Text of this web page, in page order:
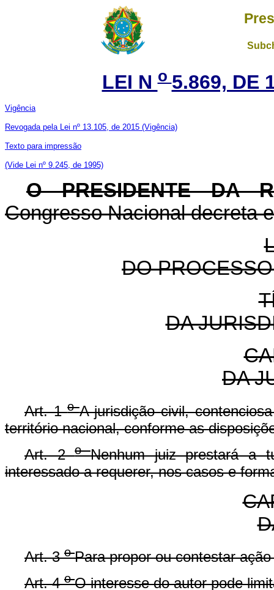
LEI No 5.869, DE
Vigência
Revogada pela Lei nº 13.105, de 2015 (Vigência)
Texto para impressão
(Vide Lei nº 9.245, de 1995)
O PRESIDENTE DA
Congresso Nacional decreta
DO
DA
DA
Art. 1oA jurisdição civil,
território nacional, conforme as
Art. 2oNenhum juiz prestará a
interessado a requerer, nos casos e
Art. 3oPara propor ou contestar
Art. 4oO interesse do autor pode